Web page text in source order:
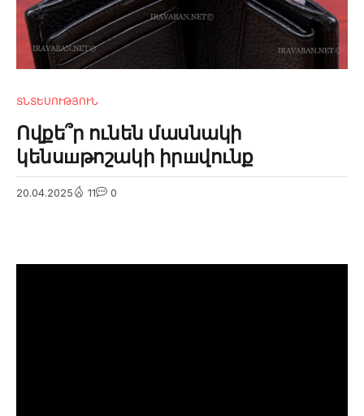
ՏՆՏԵՍՈՒԹՅՈՒՆ
Ովքե՞ր ունեն մասնակի
կենսшթոշակի իրшվունք
20.04.2025 11 0